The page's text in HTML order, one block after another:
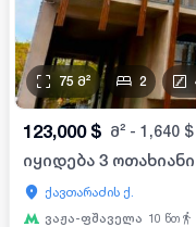
75 მ² 2
123,000 $ მ² - 1,640 $
იყიდება 3
ქავთარაძის ქ.
ვაჟა-ფშაველა 10 წთ